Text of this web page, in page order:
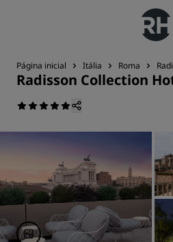
Página inicial Itália Roma
Radisson Collection